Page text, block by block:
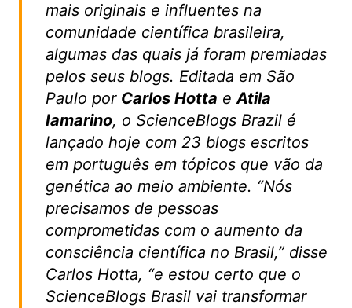
mais originais e influentes na
comunidade científica brasileira,
algumas das quais já foram premiadas
pelos seus blogs. Editada em São
Paulo por Carlos Hotta eAtila
Iamarino, o ScienceBlogs Brazil é
lançado hoje com 23 blogs escritos
em português em tópicos que vão da
genética ao meio ambiente. “Nós
precisamos de pessoas
comprometidas com o aumento da
consciência científica no Brasil,” disse
Carlos Hotta, “e estou certo que o
ScienceBlogs Brasil vai transformar